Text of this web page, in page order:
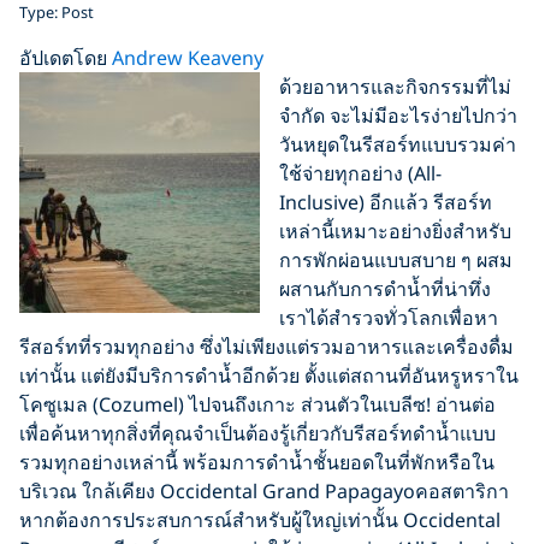
Type: Post
อัปเดตโดย Andrew Keaveny
ด้วยอาหารและกิจกรรมที่ไม่
จำกัด จะไม่มีอะไรง่ายไปกว่า
วันหยุดในรีสอร์ทแบบรวมค่า
ใช้จ่ายทุกอย่าง (All-
Inclusive) อีกแล้ว รีสอร์ท
เหล่านี้เหมาะอย่างยิ่งสำหรับ
การพักผ่อนแบบสบาย ๆ ผสม
ผสานกับการดำน้ำที่น่าทึ่ง
เราได้สำรวจทั่วโลกเพื่อหา
รีสอร์ทที่รวมทุกอย่าง ซึ่งไม่เพียงแต่รวมอาหารและเครื่องดื่ม
เท่านั้น แต่ยังมีบริการดำน้ำอีกด้วย ตั้งแต่สถานที่อันหรูหราใน
โคซูเมล (Cozumel) ไปจนถึงเกาะ ส่วนตัวในเบลีซ! อ่านต่อ
เพื่อค้นหาทุกสิ่งที่คุณจำเป็นต้องรู้เกี่ยวกับรีสอร์ทดำน้ำแบบ
รวมทุกอย่างเหล่านี้ พร้อมการดำน้ำชั้นยอดในที่พักหรือใน
บริเวณ ใกล้เคียง Occidental Grand Papagayoคอสตาริกา
หากต้องการประสบการณ์สำหรับผู้ใหญ่เท่านั้น Occidental